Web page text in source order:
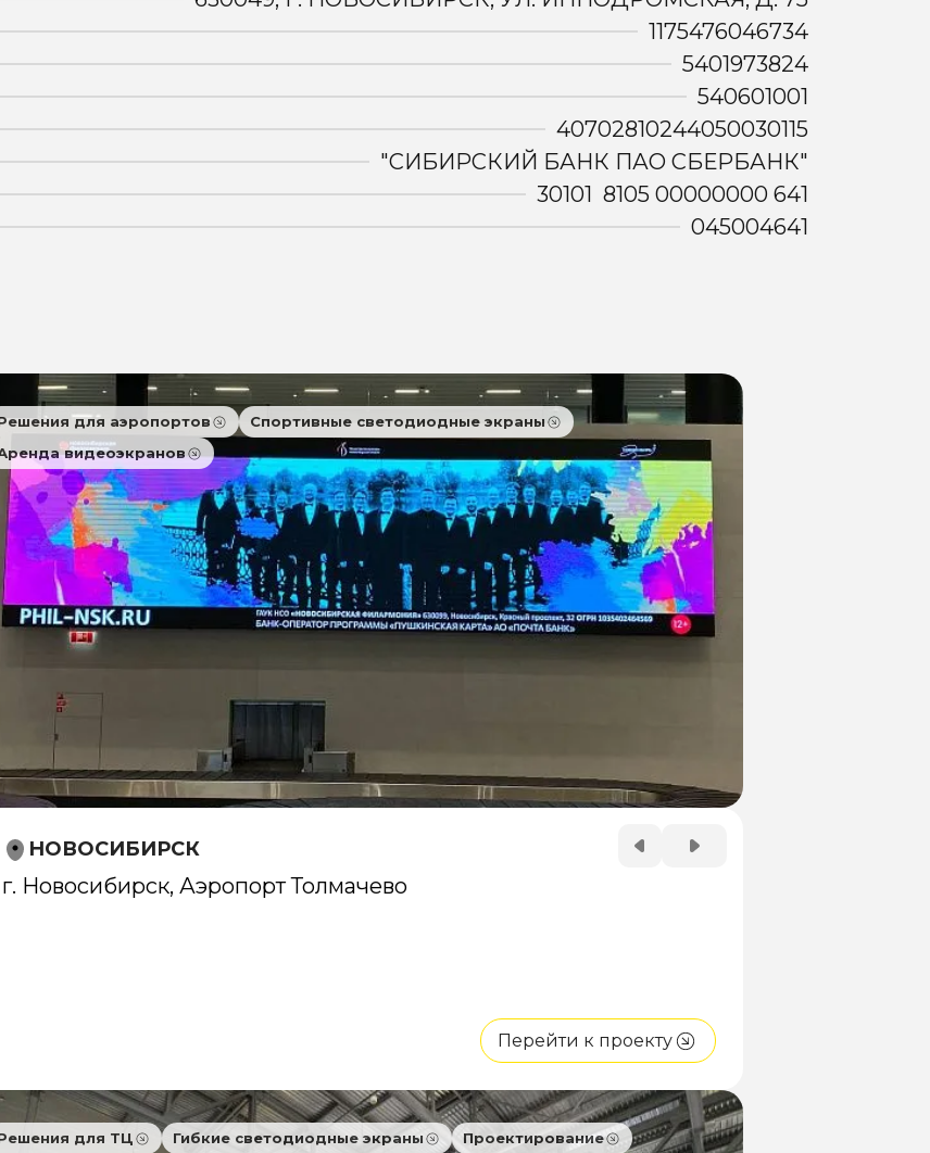
1175476046734
5401973824
540601001
40702810244050030115
"СИБИРСКИЙ БАНК ПАО СБЕРБАНК"
30101 8105 00000000 641
045004641
для аэропортов
Спортивные светодиодные экраны
видеоэкранов
НОВОСИБИРСК
г. Новосибирск, Аэропорт Толмачево
Перейти к проекту
для ТЦ Гибкие светодиодные экраны Проектирование